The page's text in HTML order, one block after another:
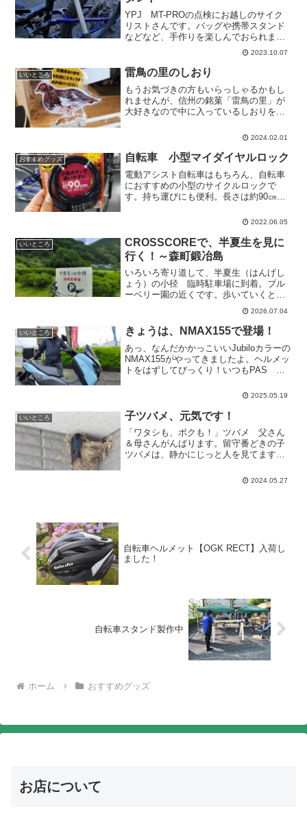
YPJ MT-PROの点検にお越しのサイク
リストさんです。バッグや携帯スタンド
などなど、手作りを楽しんでおられま
す。今回は、YPJ MT-PRO用の携帯サ
イクルスタンド。なんと、カメラの三脚
の一つの脚を使って、サドル下でねじ留
めできるように...
2023.10.07
いいところ 雷鳥の里のしおり
もうお気づきの方もいらっしゃるかもし
れませんが、信州の銘菓「雷鳥の里」が
大好きなので中に入っているしおりをた
2024.02.01
おすすめグッズ 自転車 小型マイダイヤルロック
電動アシスト自転車はもちろん、自転車
におすすめの小型のサイクルロックで
す。持ち運びにも便利。長さは約90㎝で
頭価格￥１，１８８（消費税込）2022.06.05
いいところ
CROSSCOREで、半夏生を見に
行く！～森町鍛冶島
いろいろ寄り道して、半夏生（はんげし
ょう）の小径 臨時駐車場に到着。ブル
ーベリー園の近くです。歩いていくと、
まず、三滝。柳生十兵衛が出てきそうな
竹林を抜けて登っていくと三段の滝が順
番に見えます。雨の後で、水量も多く、
気持ちの良い水しぶきが。...
2026.07.04
いいところ きょうは、NMAX155で登場！
あっ、なんだかかっこいいJubiloカラーの
NMAX155がやってきましたよ。ヘルメッ
トをはずしてびっくり！いつもPAS
近納車されたばかりのNMAX155で森町ま
2025.05.19
いいところ 子ツバメ、元気です！
「ワタシも、ボクも！」ツバメ 父さん
＆母さんがんばります。留守番どきの子
ツバメは、静かにじっと人を見てます。
2024.05.27
自転車ヘルメット【OGK RECT】入荷し
ました！
自転車スタンド製作中
ホーム おすすめグッズ
お店について